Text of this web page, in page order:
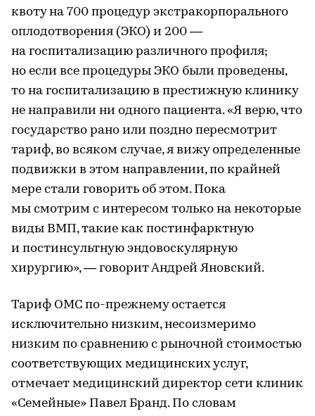
квоту на 700 процедур экстракорпорального
оплодотворения (ЭКО) и 200 —
на госпитализацию различного профиля;
но если все процедуры ЭКО были проведены,
то на госпитализацию в престижную клинику
не направили ни одного пациента. «Я верю, что
государство рано или поздно пересмотрит
тариф, во всяком случае, я вижу определенные
подвижки в этом направлении, по крайней
мере стали говорить об этом. Пока
мы смотрим с интересом только на некоторые
виды ВМП, такие как постинфарктную
и постинсультную эндовоскулярную
хирургию», — говорит Андрей Яновский.
Тариф ОМС по-прежнему остается
исключительно низким, несоизмеримо
низким по сравнению с рыночной стоимостью
соответствующих медицинских услуг,
отмечает медицинский директор сети клиник
«Семейные» Павел Бранд. По словам